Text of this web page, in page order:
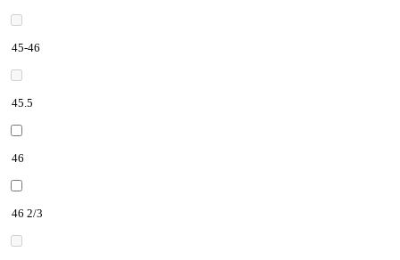
45-46
45.5
46
46 2/3